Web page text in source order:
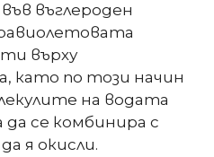
въглероден
върху
като по този начин
на водата
да се комбинира с
я окисли.